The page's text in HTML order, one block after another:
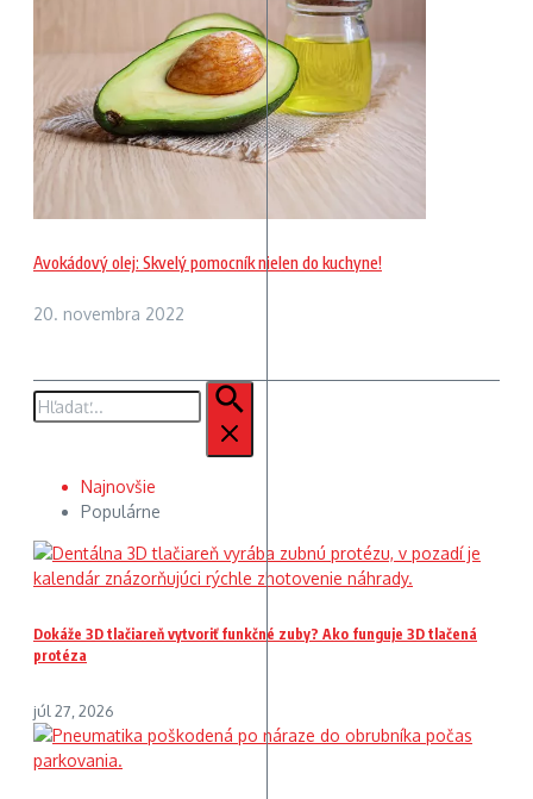
Avokádový olej: Skvelý pomocník nielen do kuchyne!
20. novembra 2022
Hľadať:
Najnovšie
Populárne
Dokáže 3D tlačiareň vytvoriť funkčné zuby? Ako funguje 3D tlačená
protéza
júl 27, 2026